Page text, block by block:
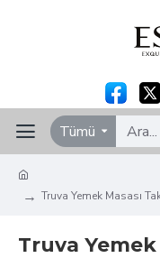
Tümü
Truva Yemek Masası
Truva Yemek